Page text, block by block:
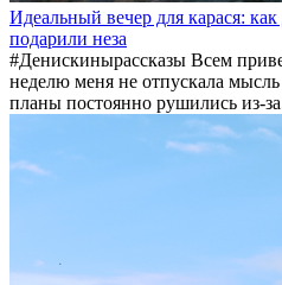
Идеальный вечер для карася:
подарили неза
#Денискинырассказы Всем
неделю меня не отпускала
планы постоянно рушились из-